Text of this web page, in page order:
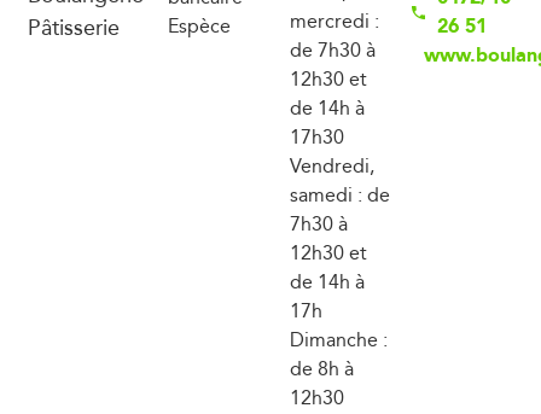
Pâtisserie
Espèce
mercredi :
de 7h30 à
12h30 et
de 14h à
17h30
Vendredi,
samedi : de
7h30 à
12h30 et
de 14h à
17h
Dimanche :
de 8h à
12h30
26 51